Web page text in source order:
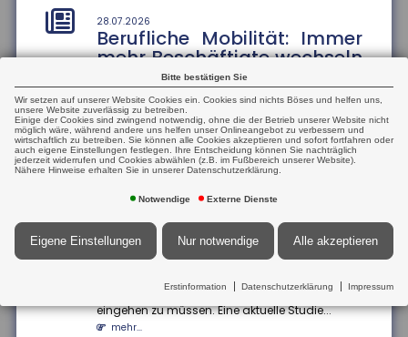
28.07.2026
Berufliche Mobilität: Immer
mehr Beschäftigte wechseln
den Beruf
Der Anteil der Beschäftigten, die innerhalb eines
Jahres ihren Beruf wechseln, ist zwischen 2013
und 2024 um 13 Prozentp...
mehr...
Geschlechterspezifische
Mobilität: Wie Umzüge
Karrierechancen
beeinflussen
Herausforderung, berufliche Kompromisse
eingehen zu müssen. Eine aktuelle Studie...
mehr...
Bitte bestätigen Sie
Wir setzen auf unserer Website Cookies ein. Cookies sind nichts Böses und helfen uns,
unsere Website zuverlässig zu betreiben.
Einige der Cookies sind zwingend notwendig, ohne die der Betrieb unserer Website nicht
möglich wäre, während andere uns helfen unser Onlineangebot zu verbessern und
wirtschaftlich zu betreiben. Sie können alle Cookies akzeptieren und sofort fortfahren oder
auch eigene Einstellungen festlegen. Ihre Entscheidung können Sie nachträglich
jederzeit widerrufen und Cookies abwählen (z.B. im Fußbereich unserer Website).
Nähere Hinweise erhalten Sie in unserer Datenschutzerklärung.
Notwendige Externe Dienste
Eigene Einstellungen Nur notwendige Alle akzeptieren
Erstinformation Datenschutzerklärung Impressum
aus
Die Höhe der Renten aus der gesetzlichen
Rentenversicherung verteile sich von kleinen Renten
bis hin zu sehr hohen Rente...
25.07.2026
Mehrheit der Azubis zufrieden
90 Prozent der befragten Auszubildenden sind mit
der Bertelsmann S...
25.07.2026
Finanzkonten
Der internationale Informationsaustausch über
Finanzkonten soll ausgeweitet werden. Dazu hat die